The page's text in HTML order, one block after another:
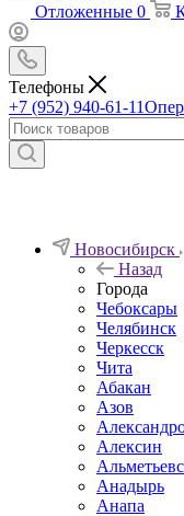
Отложенные 0
Телефоны
+7 (952) 940-61-11
Новосибирск
Назад
Города
Чебоксары
Челябинск
Черкесск
Чита
Абакан
Азов
Алексин
Анадырь
Анапа